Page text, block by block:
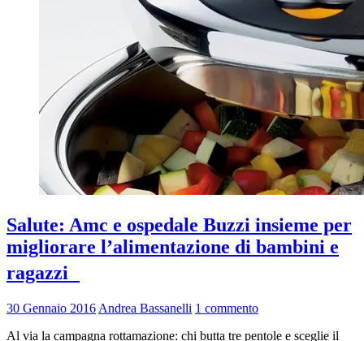
Salute: Amc e ospedale Buzzi insieme per
migliorare l’alimentazione di bambini e
ragazzi
30 Gennaio 2016 Andrea Bassanelli 1 commento
Al via la campagna rottamazione: chi butta tre pentole e sceglie il